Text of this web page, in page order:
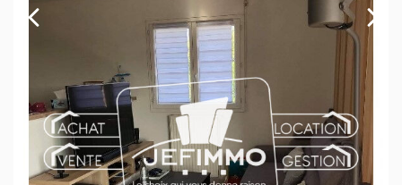
Louer
Faire gérer
Estimer